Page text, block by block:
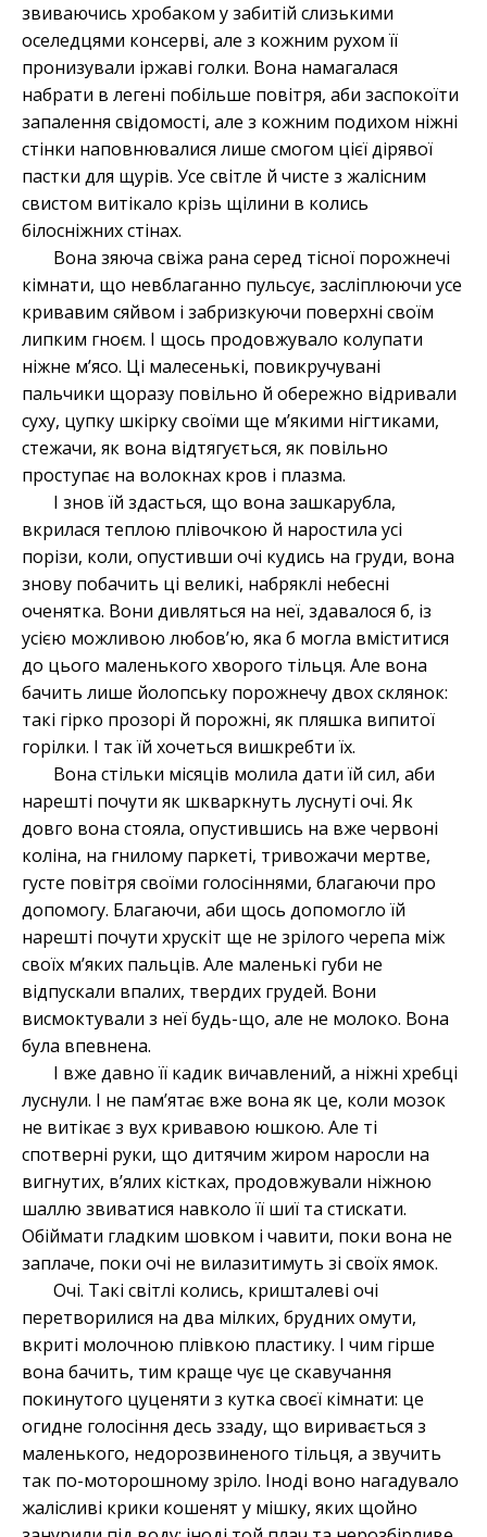
звиваючись хробаком у забитій слизькими
оселедцями консерві, але з кожним рухом її
пронизували іржаві голки. Вона намагалася
набрати в легені побільше повітря, аби заспокоїти
запалення свідомості, але з кожним подихом ніжні
стінки наповнювалися лише смогом цієї дірявої
пастки для щурів. Усе світле й чисте з жалісним
свистом витікало крізь щілини в колись
білосніжних стінах.
Вона зяюча свіжа рана серед тісної порожнечі
кімнати, що невблаганно пульсує, засліплюючи усе
кривавим сяйвом і забризкуючи поверхні своїм
липким гноєм. І щось продовжувало колупати
ніжне м’ясо. Ці малесенькі, повикручувані
пальчики щоразу повільно й обережно відривали
суху, цупку шкірку своїми ще м’якими нігтиками,
стежачи, як вона відтягується, як повільно
проступає на волокнах кров і плазма.
І знов їй здасться, що вона зашкарубла,
вкрилася теплою плівочкою й наростила усі
порізи, коли, опустивши очі кудись на груди, вона
знову побачить ці великі, набряклі небесні
оченятка. Вони дивляться на неї, здавалося б, із
усією можливою любов’ю, яка б могла вміститися
до цього маленького хворого тільця. Але вона
бачить лише йолопську порожнечу двох склянок:
такі гірко прозорі й порожні, як пляшка випитої
горілки. І так їй хочеться вишкребти їх.
Вона стільки місяців молила дати їй сил, аби
нарешті почути як шкваркнуть луснуті очі. Як
довго вона стояла, опустившись на вже червоні
коліна, на гнилому паркеті, тривожачи мертве,
густе повітря своїми голосіннями, благаючи про
допомогу. Благаючи, аби щось допомогло їй
нарешті почути хрускіт ще не зрілого черепа між
своїх м’яких пальців. Але маленькі губи не
відпускали впалих, твердих грудей. Вони
висмоктували з неї будь-що, але не молоко. Вона
була впевнена.
І вже давно її кадик вичавлений, а ніжні хребці
луснули. І не пам’ятає вже вона як це, коли мозок
не витікає з вух кривавою юшкою. Але ті
спотверні руки, що дитячим жиром наросли на
вигнутих, в’ялих кістках, продовжували ніжною
шаллю звиватися навколо її шиї та стискати.
Обіймати гладким шовком і чавити, поки вона не
заплаче, поки очі не вилазитимуть зі своїх ямок.
Очі. Такі світлі колись, кришталеві очі
перетворилися на два мілких, брудних омути,
вкриті молочною плівкою пластику. І чим гірше
вона бачить, тим краще чує це скавучання
покинутого цуценяти з кутка своєї кімнати: це
огидне голосіння десь ззаду, що виривається з
маленького, недорозвиненого тільця, а звучить
так по-моторошному зріло. Іноді воно нагадувало
жалісливі крики кошенят у мішку, яких щойно